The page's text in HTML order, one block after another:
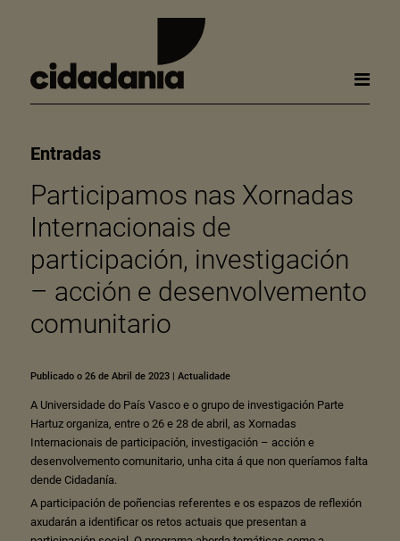
Entradas
Participamos nas Xornadas
Internacionais de
participación, investigación
– acción e desenvolvemento
comunitario
Publicado o 26 de Abril de 2023| Actualidade
A Universidade do País Vasco e o grupo de investigación Parte
Hartuz organiza, entre o 26 e 28 de abril, as Xornadas
Internacionais de participación, investigación – acción e
desenvolvemento comunitario, unha cita á que non queríamos falta
dende Cidadanía.
A participación de poñencias referentes e os espazos de reflexión
axudarán a identificar os retos actuais que presentan a